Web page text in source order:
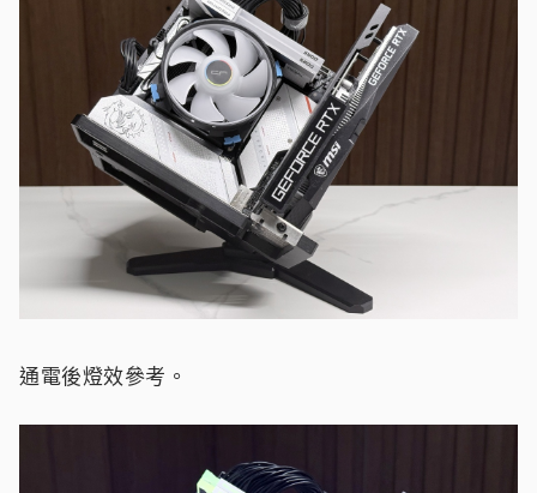
通電後燈效參考。